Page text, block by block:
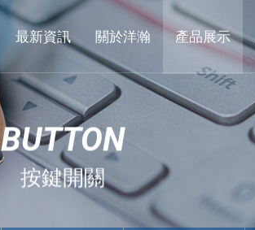
最新資訊 關於洋瀚 產品展示
BUTTON
按鍵開關